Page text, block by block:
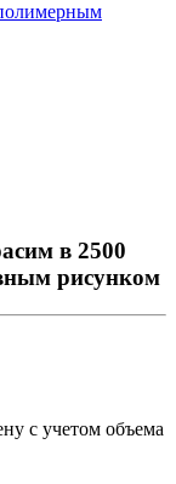
в 2500
рисунком
с учетом объема